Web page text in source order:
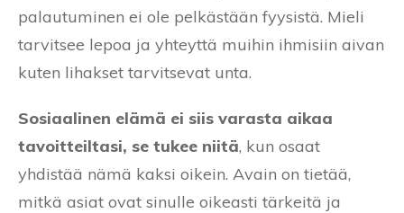
palautuminen ei ole pelkästään fyysistä. Mieli
tarvitsee lepoa ja yhteyttä muihin ihmisiin aivan
kuten lihakset tarvitsevat unta.
Sosiaalinen elämä ei siis varasta aikaa
tavoitteiltasi, se tukee niitä, kun osaat
yhdistää nämä kaksi oikein. Avain on tietää,
mitkä asiat ovat sinulle oikeasti tärkeitä ja